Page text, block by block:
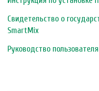
Свидетельство о
SmartMix
Руководство